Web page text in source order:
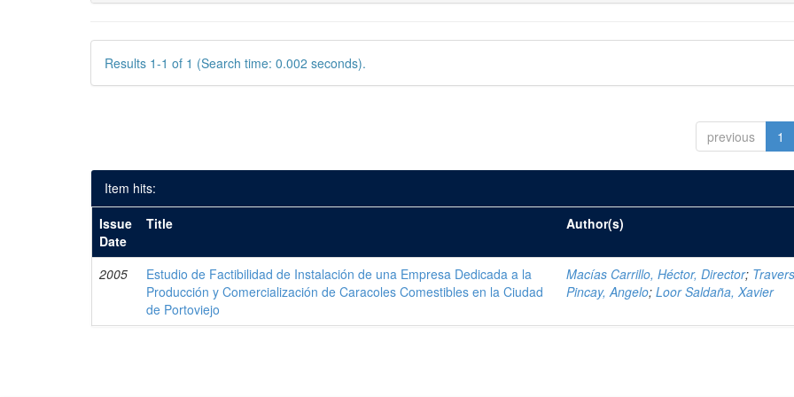
Results 1-1 of 1 (Search time: 0.002 seconds).
previous 1
Item hits:
Issue
Date
Title Author(s)
2005
Estudio de Factibilidad de Instalación de una Empresa Dedicada a la
Producción y Comercialización de Caracoles Comestibles en la Ciudad
de Portoviejo
Macías Carrillo, Héctor, Director;
Pincay, Angelo;Loor Saldaña, Xavier